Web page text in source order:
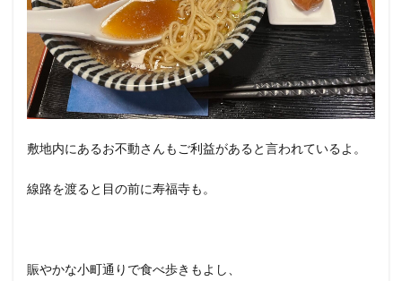
敷地内にあるお不動さんもご利益があると言われているよ。
線路を渡ると目の前に寿福寺も。
賑やかな小町通りで食べ歩きもよし、